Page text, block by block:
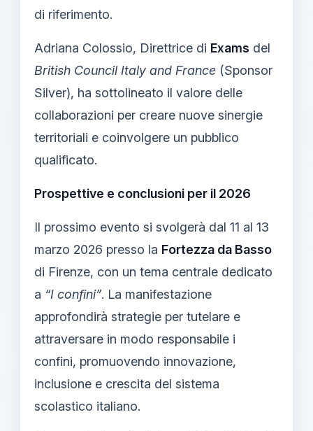
di riferimento.
Adriana Colossio, Direttrice di Exams del
British Council Italy and France (Sponsor
Silver), ha sottolineato il valore delle
collaborazioni per creare nuove sinergie
territoriali e coinvolgere un pubblico
qualificato.
Prospettive e conclusioni per il 2026
Il prossimo evento si svolgerà dal 11 al 13
marzo 2026 presso la Fortezza da Basso
di Firenze, con un tema centrale dedicato
a “I confini”. La manifestazione
approfondirà strategie per tutelare e
attraversare in modo responsabile i
confini, promuovendo innovazione,
inclusione e crescita del sistema
scolastico italiano.